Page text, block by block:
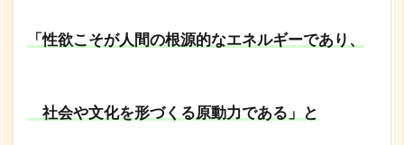
「性欲こそが人間の根源的なエネルギーであり、
社会や文化を形づくる原動力である」と